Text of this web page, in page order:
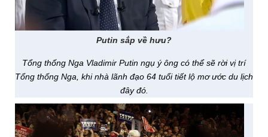
Putin sắp về hưu?
Tổng thống Nga Vladimir Putin ngụ ý ông có thể sẽ rời vị trí
Tổng thống Nga, khi nhà lãnh đạo 64 tuổi tiết lộ mơ ước du lịch
đây đó.